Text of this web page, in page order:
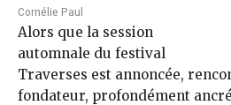
Cornélie Paul
Alors que la session
automnale du festival
Traverses est annoncée,
fondateur, profondément